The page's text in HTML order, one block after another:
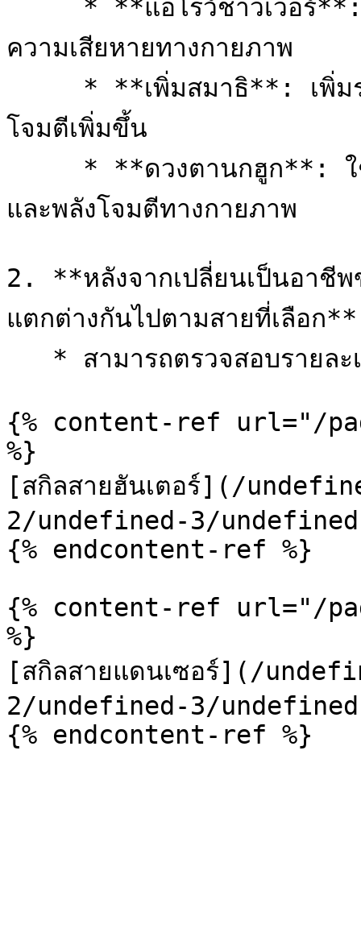
ความเสียหายทางกายภาพ
โจมตีเพิ่มขึ้น
และพลังโจมตีทางกายภาพ
2. **หลังจากเปลี่ยนเป็นอาชี
แตกต่างกันไปตามสายที่เลือก**
{% content-ref url="/
%}
[สกิลสายฮันเตอร์](/
2/undefined-3/
{% endcontent-ref %}
{% content-ref url="/
%}
[สกิลสายแดนเซอร์](/
2/undefined-3/